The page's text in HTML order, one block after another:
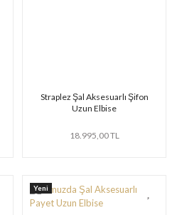
Straplez Şal Aksesuarlı Şifon
Uzun Elbise
18.995,00 TL
Yeni